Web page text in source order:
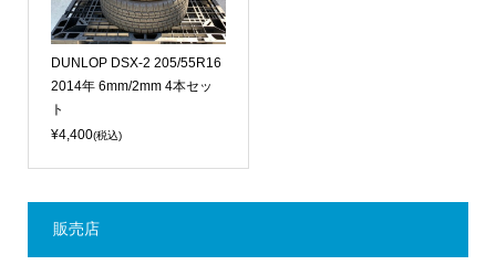
DUNLOP DSX-2 205/55R16
2014年 6mm/2mm 4本セッ
ト
¥4,400(税込)
販売店